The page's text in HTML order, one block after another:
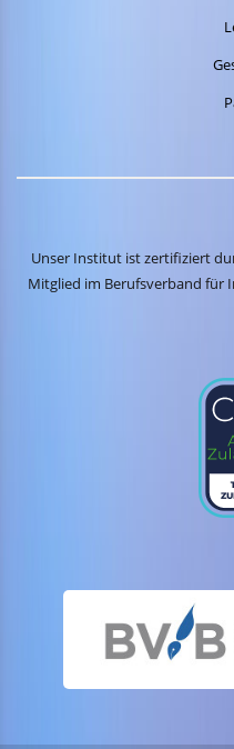
Unser Institut ist zertifiziert
Mitglied im Berufsverband für